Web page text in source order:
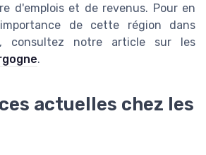
d'emplois et de revenus. Pour en
de cette région dans
consultez notre article sur les
.
actuelles chez les